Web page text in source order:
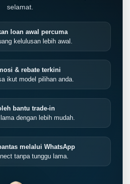
selamat.
loan awal percuma
kelulusan lebih awal.
& rebate terkini
ikut model pilihan anda.
bantu trade-in
dengan lebih mudah.
melalui WhatsApp
tanpa tunggu lama.